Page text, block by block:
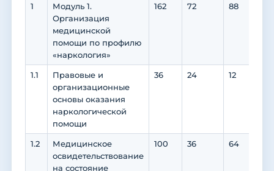
1
Модуль 1.
Организация
медицинской
помощи по профилю
«наркология»
162 72 88
1.1
Правовые и
организационные
основы оказания
наркологической
помощи
36 24 12
1.2
Медицинское
освидетельствование
на состояние
100 36 64